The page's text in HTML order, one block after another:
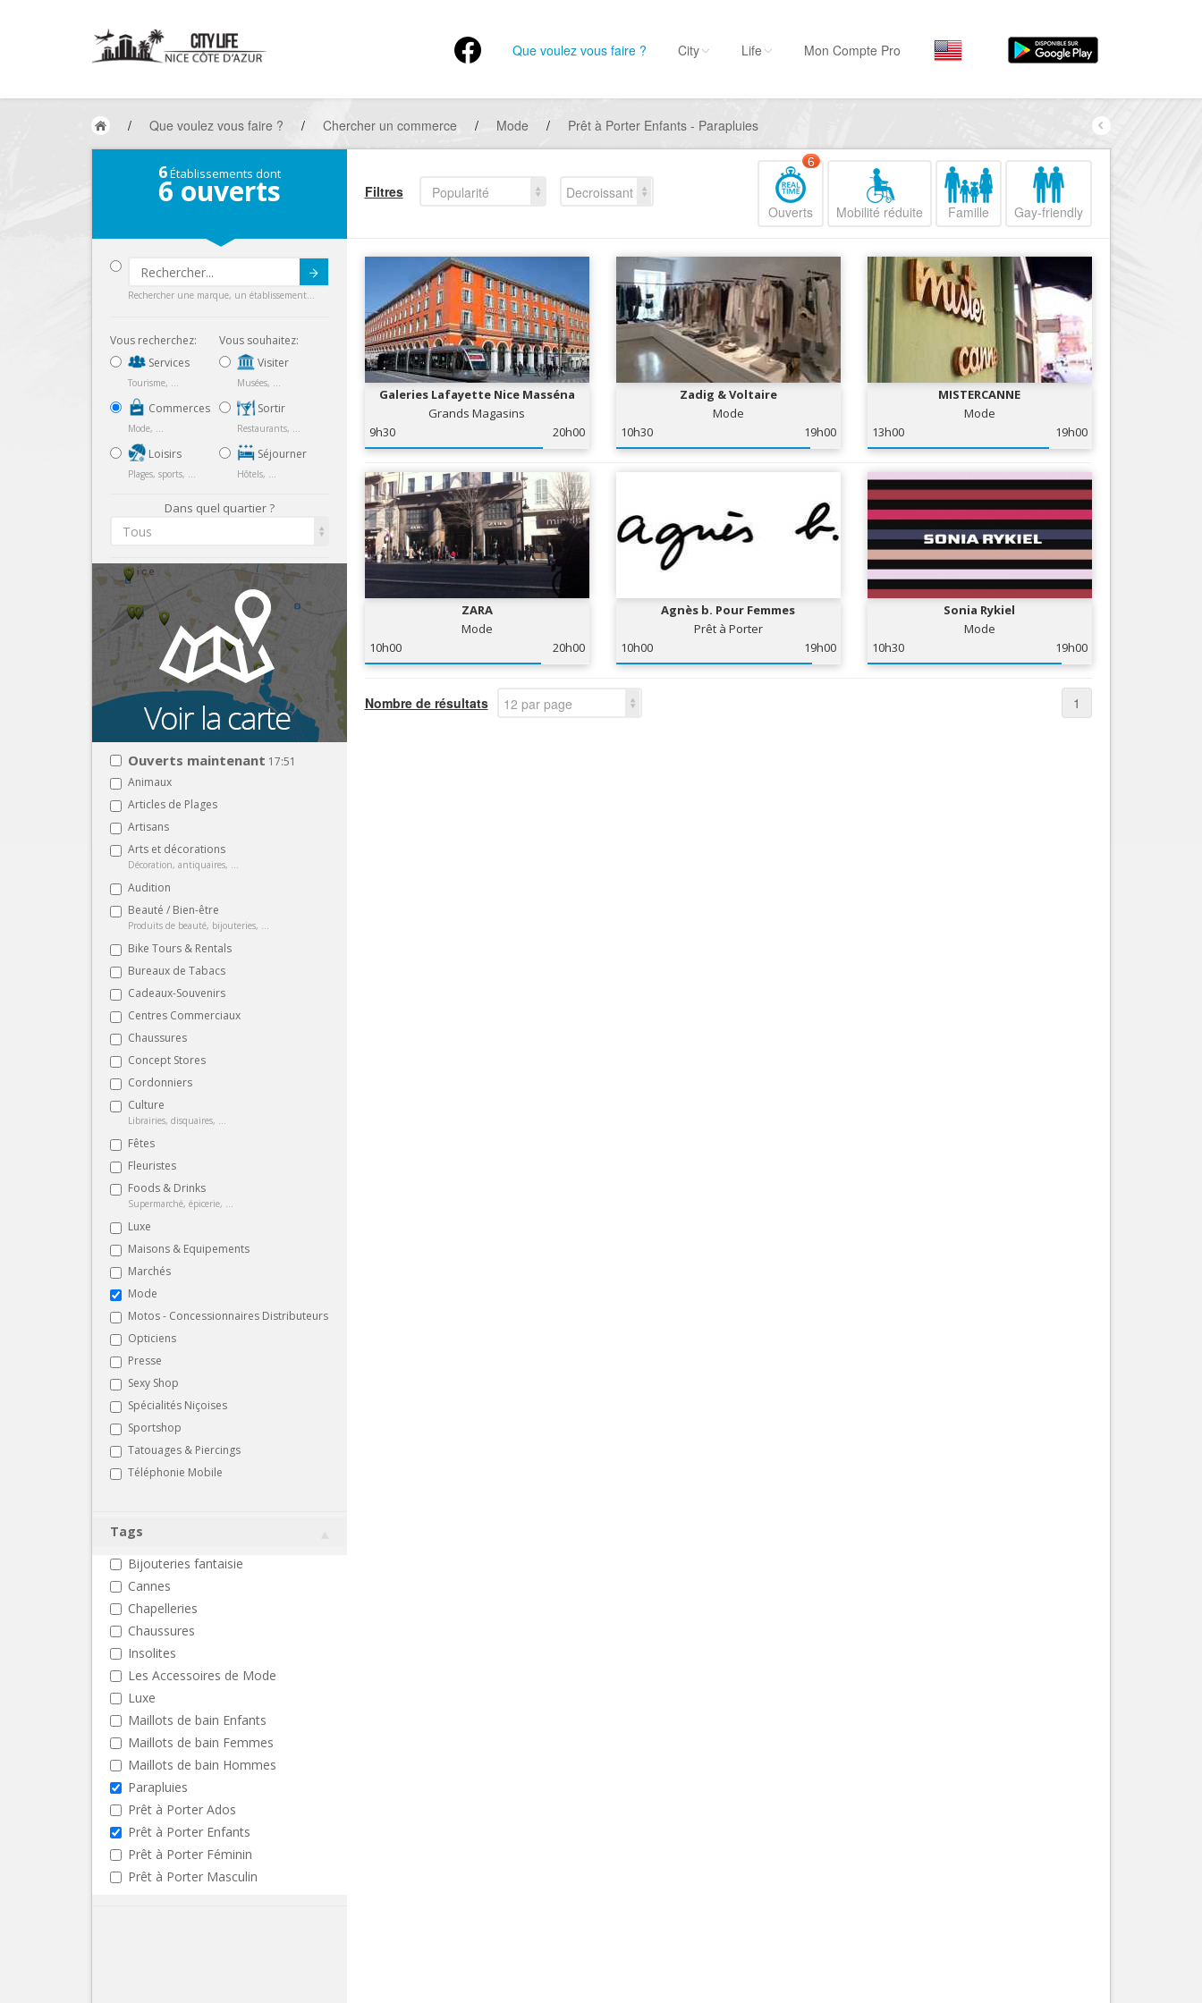
Que voulez vous faire ?
Hôtels, ...
Visiter
Sortir
Restaurants, ...
Commerces
Plages, sports, ...
Services
Tourisme, ...
Par quartiers
Nice Promenade du
Nice le Port
Nice le Vieux Nice
Nice le Coeur de Ville
Nice les Collines Niçoises
Nice le petit Marais Niçois
Nice la plaine du Var
Nice Aéroport
City Life Mon Compte Pro
/ Que voulez vous faire ? / Chercher un commerce / Mode / Prêt à Porter Enfants - Parapluies
6Établissements dont
6 ouverts
Rechercher une marque, un établissement...
Vous recherchez:
Services
Tourisme, ...
Commerces
Mode, ...
Loisirs
Plages, sports, ...
Vous souhaitez:
Visiter
Musées, ...
Sortir
Restaurants, ...
Séjourner
Hôtels, ...
Dans quel quartier ?
Tous
Ouverts maintenant 17:51
Animaux
Articles de Plages
Artisans
Arts et décorations
Décoration, antiquaires, ...
Audition
Beauté / Bien-être
Produits de beauté, bijouteries, ...
Bike Tours & Rentals
Bureaux de Tabacs
Cadeaux-Souvenirs
Centres Commerciaux
Chaussures
Concept Stores
Cordonniers
Culture
Librairies, disquaires, ...
Fêtes
Fleuristes
Foods & Drinks
Supermarché, épicerie, ...
Luxe
Maisons & Equipements
Marchés
Mode
Motos - Concessionnaires Distributeurs
Opticiens
Presse
Sexy Shop
Spécialités Niçoises
Sportshop
Tatouages & Piercings
Téléphonie Mobile
Tags
Bijouteries fantaisie
Cannes
Chapelleries
Chaussures
Insolites
Les Accessoires de Mode
Luxe
Maillots de bain Enfants
Maillots de bain Femmes
Maillots de bain Hommes
Parapluies
Prêt à Porter Ados
Prêt à Porter Enfants
Prêt à Porter Féminin
Prêt à Porter Masculin
Filtres Popularité
Decroissant
Ouverts
6
Mobilité réduite Famille Gay-friendly
Galeries Lafayette Nice Masséna
Grands Magasins
9h30
20h00
Zadig & Voltaire
Mode
10h30
19h00
MISTERCANNE
Mode
13h00
19h00
ZARA
Mode
10h00
20h00
Agnès b. Pour Femmes
Prêt à Porter
10h00
19h00
Sonia Rykiel
Mode
10h30
19h00
Nombre de résultats 12 par page 1